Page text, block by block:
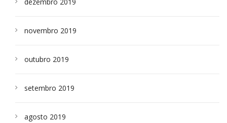
novembro 2019
outubro 2019
setembro 2019
agosto 2019